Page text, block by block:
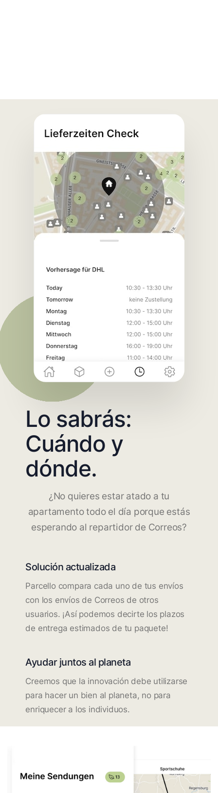
Lo sabrás:
Cuándo y
dónde.
¿No quieres estar atado a tu
apartamento todo el día porque estás
esperando al repartidor de Correos?
Solución actualizada
Parcello compara cada uno de tus envíos
con los envíos de Correos de otros
usuarios. ¡Así podemos decirte los plazos
de entrega estimados de tu paquete!
Ayudar juntos al planeta
Creemos que la innovación debe utilizarse
para hacer un bien al planeta, no para
enriquecer a los individuos.